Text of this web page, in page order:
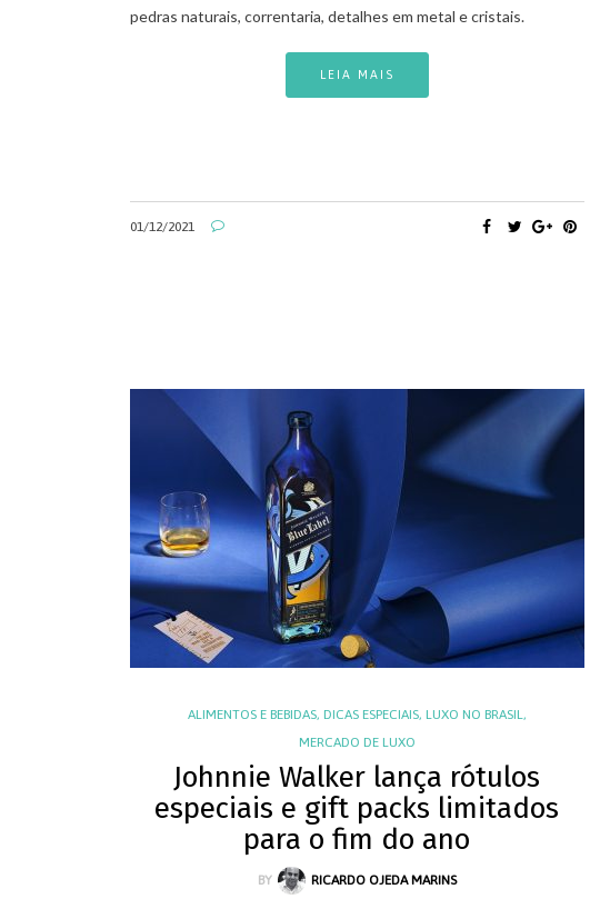
pedras naturais, correntaria, detalhes em metal e cristais.
LEIA MAIS
01/12/2021
ALIMENTOS E BEBIDAS, DICAS ESPECIAIS, LUXO NO BRASIL ,
MERCADO DE LUXO
Johnnie Walker lança rótulos
especiais e gift packs limitados
para o fim do ano
BY RICARDO OJEDA MARINS